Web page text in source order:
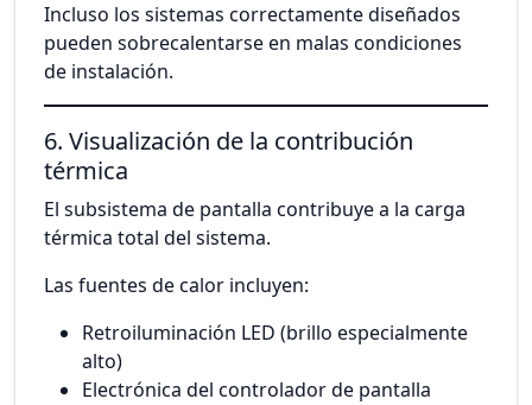
Incluso los sistemas correctamente diseñados
pueden sobrecalentarse en malas condiciones
de instalación.
6. Visualización de la contribución
térmica
El subsistema de pantalla contribuye a la carga
térmica total del sistema.
Las fuentes de calor incluyen:
Retroiluminación LED (brillo especialmente
alto)
Electrónica del controlador de pantalla